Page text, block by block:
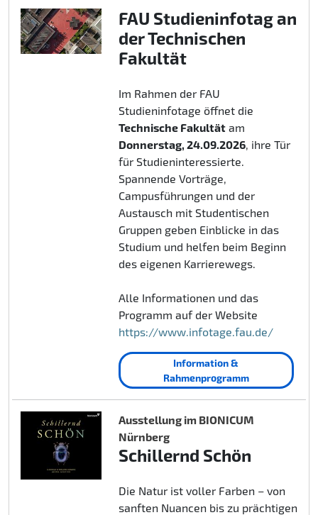
FAU Studieninfotag an
der Technischen
Fakultät
Im Rahmen der FAU
Studieninfotage öffnet die
Technische Fakultätam
Donnerstag, 24.09.2026, ihre Tür
für Studieninteressierte.
Spannende Vorträge,
Campusführungen und der
Austausch mit Studentischen
Gruppen geben Einblicke in das
Studium und helfen beim Beginn
des eigenen Karrierewegs.
Alle Informationen und das
Programm auf der Website
https://www.infotage.fau.de/
Information &
Rahmenprogramm
Ausstellung im BIONICUM
Nürnberg
Schillernd Schön
Die Natur ist voller Farben – von
sanften Nuancen bis zu prächtigen